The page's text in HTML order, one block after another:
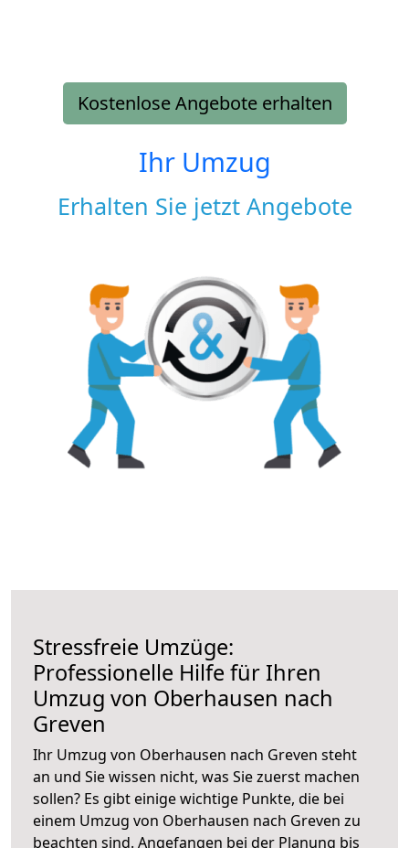
Kostenlose Angebote erhalten
Ihr Umzug
Erhalten Sie jetzt Angebote
Stressfreie Umzüge:
Professionelle Hilfe für Ihren
Umzug von Oberhausen nach
Greven
Ihr Umzug von Oberhausen nach Greven steht
an und Sie wissen nicht, was Sie zuerst machen
sollen? Es gibt einige wichtige Punkte, die bei
einem Umzug von Oberhausen nach Greven zu
beachten sind. Angefangen bei der Planung bis